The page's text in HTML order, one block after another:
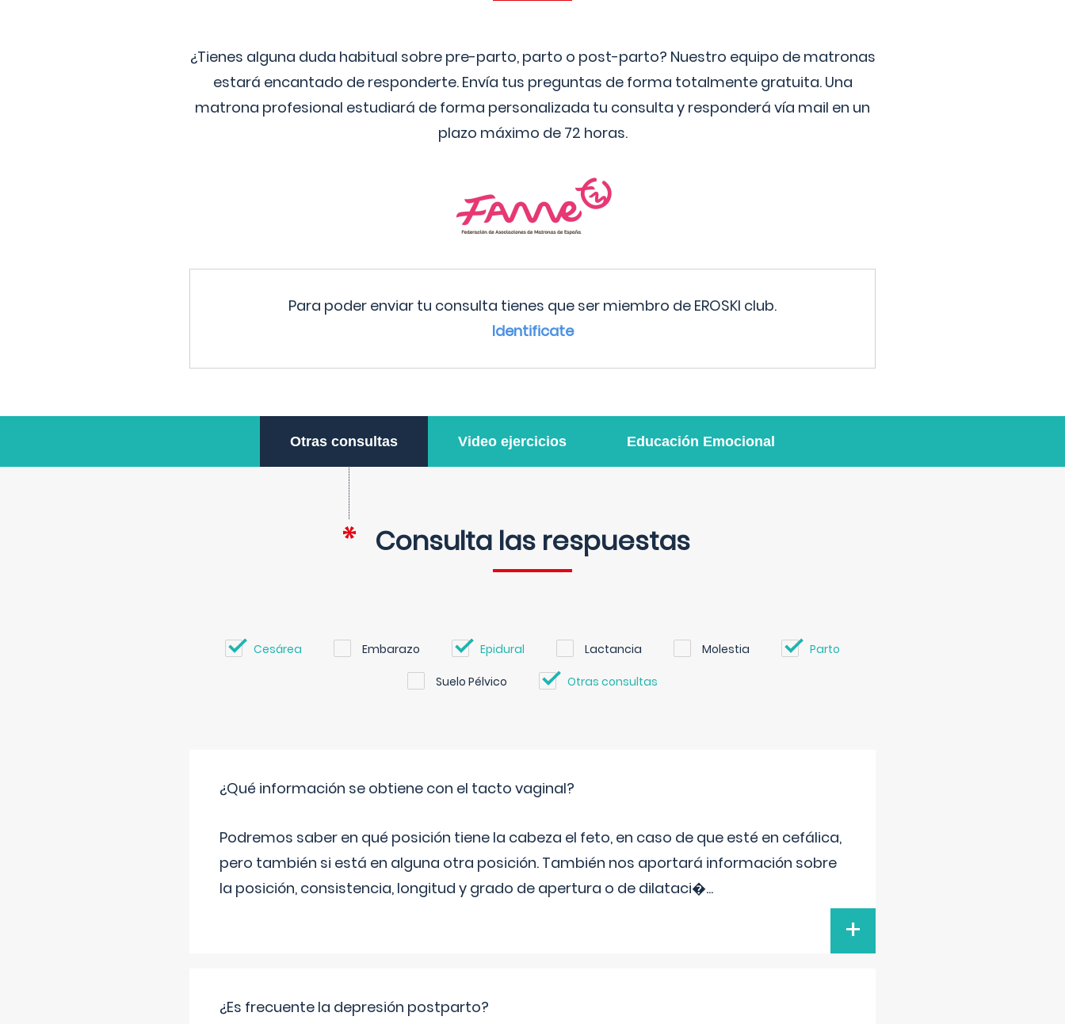
¿Tienes alguna duda habitual sobre pre-parto, parto o post-parto? Nuestro equipo de matronas
estará encantado de responderte. Envía tus preguntas de forma totalmente gratuita. Una
matrona profesional estudiará de forma personalizada tu consulta y responderá vía mail en un
plazo máximo de 72 horas.
Para poder enviar tu consulta tienes que ser miembro de EROSKI club.
Identificate
Otras consultas Video ejercicios Educación Emocional
Consulta las respuestas
Cesárea Embarazo Epidural Lactancia Molestia Parto
Suelo Pélvico Otras consultas
¿Qué información se obtiene con el tacto vaginal?
Podremos saber en qué posición tiene la cabeza el feto, en caso de que esté en cefálica,
pero también si está en alguna otra posición. También nos aportará información sobre
la posición, consistencia, longitud y grado de apertura o de dilataci�...
+
¿Es frecuente la depresión postparto?